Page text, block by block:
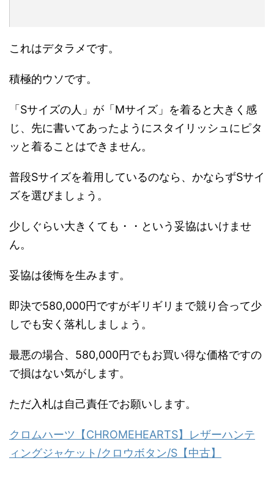
これはデタラメです。
積極的ウソです。
「Sサイズの人」が「Mサイズ」を着ると大きく感
じ、先に書いてあったようにスタイリッシュにピタ
ッと着ることはできません。
普段Sサイズを着用しているのなら、かならずSサイ
ズを選びましょう。
少しぐらい大きくても・・という妥協はいけませ
ん。
妥協は後悔を生みます。
即決で580,000円ですがギリギリまで競り合って少
しでも安く落札しましょう。
最悪の場合、580,000円でもお買い得な価格ですの
で損はない気がします。
ただ入札は自己責任でお願いします。
クロムハーツ【CHROMEHEARTS】レザーハンテ
ィングジャケット/クロウボタン/S【中古】